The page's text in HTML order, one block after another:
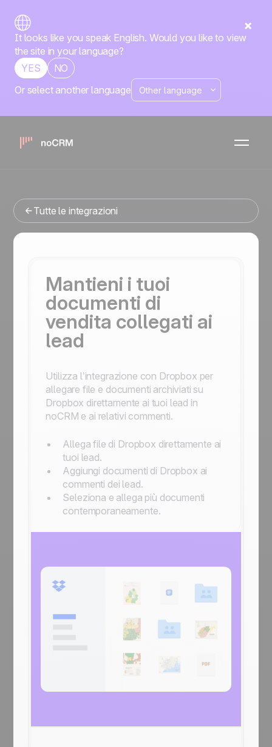
It looks like you speak English. Would you like to view
the site in your language?
YES
NO
Or select another language
Nativa
DropboxxnoCRM
Stai cercando uno strumenti di gestione delle vendite che
Tutte le integrazioni
Mantieni i tuoi
documenti di
vendita collegati ai
lead
Utilizza l’integrazione con Dropbox per
allegare file e documenti archiviati su
Dropbox direttamente ai tuoi lead in
noCRM e ai relativi commenti.
Allega file di Dropbox direttamente ai
tuoi lead.
Aggiungi documenti di Dropbox ai
commenti dei lead.
Seleziona e allega più documenti
contemporaneamente.